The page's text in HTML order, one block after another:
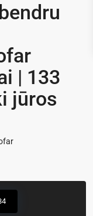
| 133
jūros